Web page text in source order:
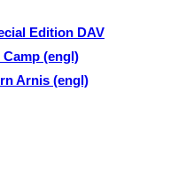
Edition DAV
(engl)
Arnis (engl)